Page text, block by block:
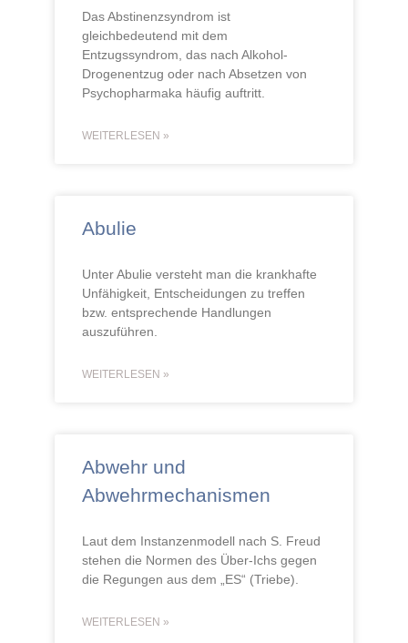
Das Abstinenzsyndrom ist
gleichbedeutend mit dem
Entzugssyndrom, das nach Alkohol-
Drogenentzug oder nach Absetzen von
Psychopharmaka häufig auftritt.
WEITERLESEN »
Abulie
Unter Abulie versteht man die krankhafte
Unfähigkeit, Entscheidungen zu treffen
bzw. entsprechende Handlungen
auszuführen.
WEITERLESEN »
Abwehr und
Abwehrmechanismen
Laut dem Instanzenmodell nach S. Freud
stehen die Normen des Über-Ichs gegen
die Regungen aus dem „ES“ (Triebe).
WEITERLESEN »